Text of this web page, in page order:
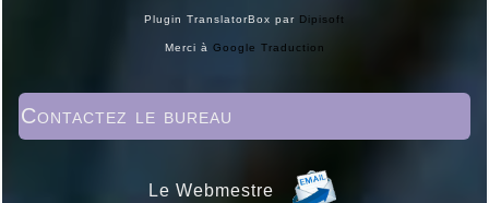
Plugin TranslatorBox par Dipisoft
Merci à Google Traduction
Contactez le bureau
Le Webmestre